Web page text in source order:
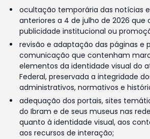
ocultação temporária das notícias
anteriores a 4 de julho de 2026 que
publicidade institucional ou
revisão e adaptação das páginas e
comunicação que contenham
elementos da identidade visual do
Federal, preservada a integridade
administrativos, normativos e
adequação dos portais, sites
do Ibram e de seus museus nas
quanto à identidade visual, aos
aos recursos de interação;